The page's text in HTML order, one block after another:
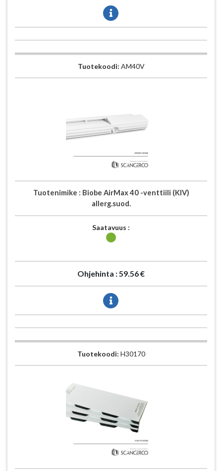
Tuotekoodi: AM40V
Tuotenimike : Biobe AirMax 40 -venttiili (KIV)
allerg.suod.
Saatavuus :
Ohjehinta :59.56 €
Tuotekoodi: H30170